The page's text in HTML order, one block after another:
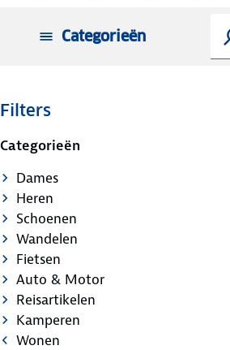
Categorieën
Filters
Categorieën
Dames
Heren
Schoenen
Wandelen
Fietsen
Auto & Motor
Reisartikelen
Kamperen
Wonen